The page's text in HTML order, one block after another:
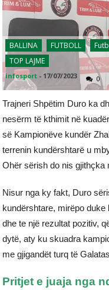
BALLINA FUTBOLL
TOP LAJME
infosport - 17/07/2023 0
Trajneri Shpëtim Duro ka
nesërm të kthimit në
së Kampionëve kundër
terrenin kundërshtarë u
Ohër sërish do nis gjithçka
Nisur nga ky fakt, Duro
kundërshtare, mirëpo
dhe te një rezultat pozitiv,
dytë, aty ku skuadra
me gjigandët turq të
Pritjet e juaja nga